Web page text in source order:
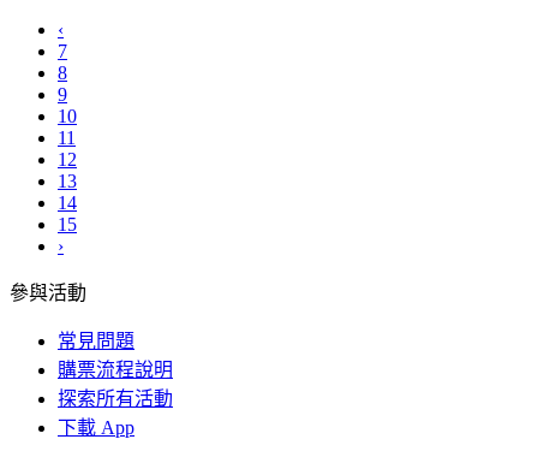
‹
7
8
9
10
11
12
13
14
15
›
參與活動
常見問題
購票流程說明
探索所有活動
下載 App